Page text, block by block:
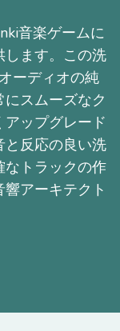
音楽ゲームに
します。この洗
ーディオの純
スムーズなク
ップグレード
と反応の良い洗
なトラックの作
アーキテクト